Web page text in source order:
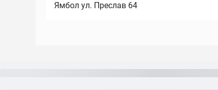
Ямбол ул. Преслав 64